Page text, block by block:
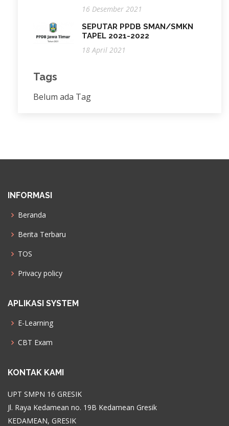
16 Desember 2021
SEPUTAR PPDB SMAN/SMKN
TAPEL 2021-2022
18 April 2021
Tags
Belum ada Tag
INFORMASI
Beranda
Berita Terbaru
TOS
Privacy policy
APLIKASI SYSTEM
E-Learning
CBT Exam
KONTAK KAMI
UPT SMPN 16 GRESIK
Jl. Raya Kedamean no. 19B Kedamean Gresik
KEDAMEAN, GRESIK